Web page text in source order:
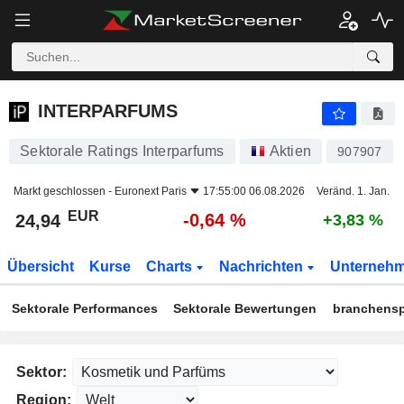
INTERPARFUMS
INTERPARFUMS
Sektorale Ratings Interparfums Aktien 907907
Markt geschlossen - Euronext Paris 17:55:00 06.08.2026 Veränd. 1. Jan.
24,94 EUR -0,64 % +3,83 %
Übersicht Kurse Charts Nachrichten
Sektorale Performances Sektorale Bewertungen
Sektor:
Region: